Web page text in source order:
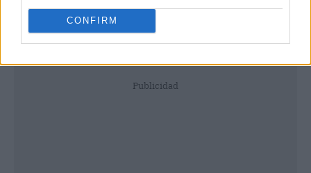
CONFIRM
Publicidad